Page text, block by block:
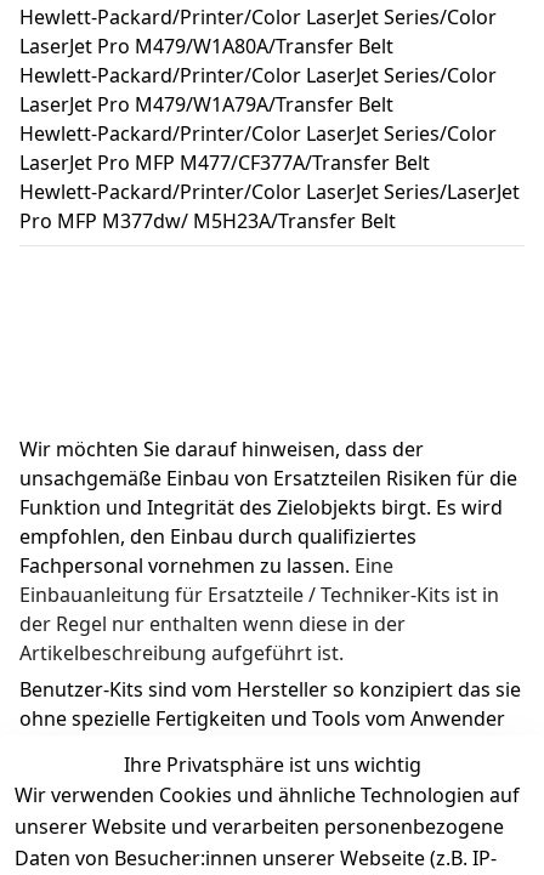
Hewlett-Packard/Printer/Color LaserJet Series/Color
LaserJet Pro M479/W1A80A/Transfer Belt
Hewlett-Packard/Printer/Color LaserJet Series/Color
LaserJet Pro M479/W1A79A/Transfer Belt
Hewlett-Packard/Printer/Color LaserJet Series/Color
LaserJet Pro MFP M477/CF377A/Transfer Belt
Hewlett-Packard/Printer/Color LaserJet Series/LaserJet
Pro MFP M377dw/ M5H23A/Transfer Belt
Wir möchten Sie darauf hinweisen, dass der
unsachgemäße Einbau von Ersatzteilen Risiken für die
Funktion und Integrität des Zielobjekts birgt. Es wird
empfohlen, den Einbau durch qualifiziertes
Fachpersonal vornehmen zu lassen. Eine
Einbauanleitung für Ersatzteile / Techniker-Kits ist in
der Regel nur enthalten wenn diese in der
Artikelbeschreibung aufgeführt ist.
Benutzer-Kits sind vom Hersteller so konzipiert das sie
ohne spezielle Fertigkeiten und Tools vom Anwender
Ihre Privatsphäre ist uns wichtig
Wir verwenden Cookies und ähnliche Technologien auf
unserer Website und verarbeiten personenbezogene
Daten von Besucher:innen unserer Webseite (z.B. IP-